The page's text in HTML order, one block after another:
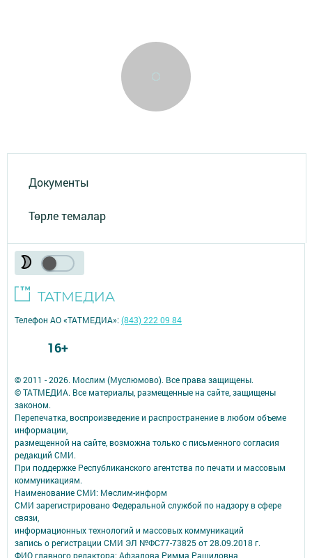
Документы
Төрле темалар
© 2011 - 2026. Мослим (Муслюмово). Все права защищены.
© ТАТМЕДИА. Все материалы, размещенные на сайте, защищены
законом.
Перепечатка, воспроизведение и распространение в любом объеме
информации,
размещенной на сайте, возможна только с письменного согласия
редакций СМИ.
При поддержке Республиканского агентства по печати и массовым
коммуникациям.
Наименование СМИ: Мөслим-информ
СМИ зарегистрировано Федеральной службой по надзору в сфере
связи,
информационных технологий и массовых коммуникаций
запись о регистрации СМИ ЭЛ №ФС77-73825 от 28.09.2018 г.
ФИО главного редактора: Афзалова Римма Рашидовна
Телефон АО «ТАТМЕДИА»:(843) 222 09 84
16+